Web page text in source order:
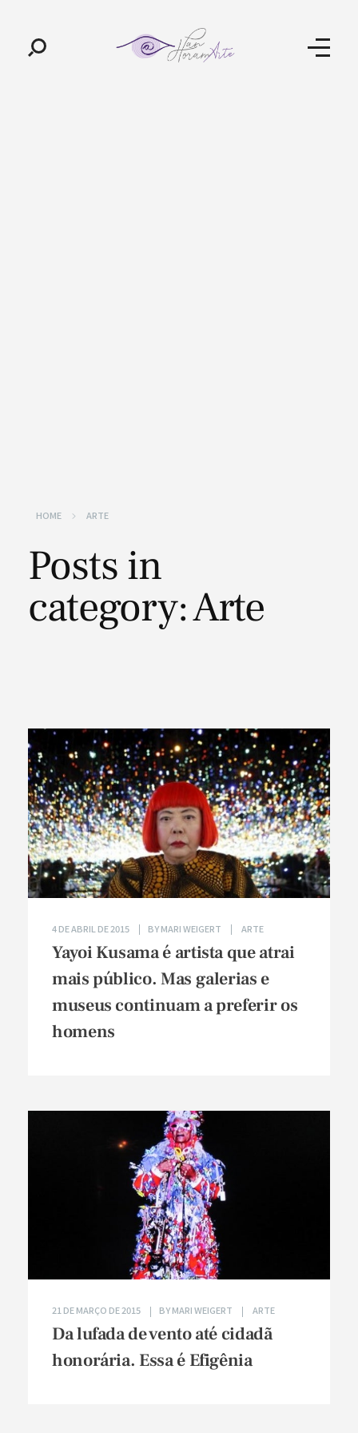
HOME ARTE
Posts in
category: Arte
Yayoi Kusama é artista que atrai
mais público. Mas galerias e
museus continuam a preferir os
homens
4 DE ABRIL DE 2015 BYMARI WEIGERT ARTE
Da lufada de vento até cidadã
honorária. Essa é Efigênia
21 DE MARÇO DE 2015 BYMARI WEIGERT ARTE